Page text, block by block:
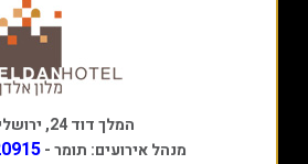
המלך דוד 24, ירושלים
מנהל אירועים: תומר -